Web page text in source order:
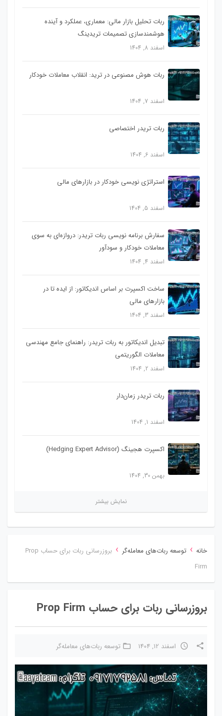
ربات تحلیل بازار مالی: معماری، عملکرد و آینده
هوشمندسازی تصمیمات تریدینگ
اسفند 8, 1404
ربات هوش مصنوعی در ترید: انقلاب معاملات خودکار
اسفند 7, 1404
ربات تریدر اختصاصی
اسفند 6, 1404
استراتژی‌ نویسی خودکار در بازارهای مالی
اسفند 5, 1404
سفارش برنامه نویسی ربات تریدر: دروازه‌ای به سوی
معاملات خودکار و سودآور
اسفند 4, 1404
ساخت اکسپرت بر اساس اندیکاتور: از ایده تا در
بازارهای مالی
اسفند 3, 1404
تبدیل اندیکاتور به ربات تریدر: راهنمای جامع مهندسی
معاملات الگوریتمی
اسفند 2, 1404
ربات تریدر زمان‌دار
اسفند 1, 1404
اکسپرت هجینگ (Hedging Expert Advisor)
بهمن 30, 1404
نمایش بیشتر
خانه › توسعه ربات‌های معامله‌گر ›
بروزرسانی ربات برای حساب Prop
Firm
بروزرسانی ربات برای حساب Prop Firm
اسفند 12, 1404 توسعه ربات‌های معامله‌گر